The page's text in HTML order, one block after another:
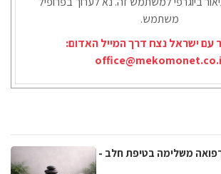
משתמש.
עם ישראל נצח דרך המייל האדום:
משלימה בטיפת חלב -